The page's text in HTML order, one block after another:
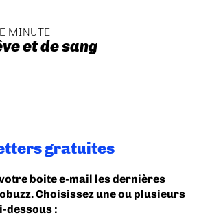
MINUTE
et de sang
gratuites
boite e-mail les dernières
Choisissez une ou plusieurs
dessous :